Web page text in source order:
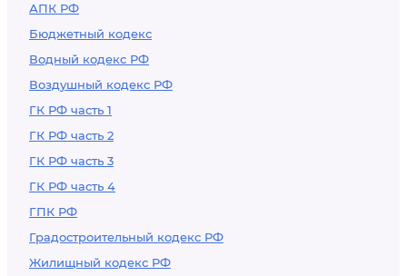
АПК РФ
Бюджетный кодекс
Водный кодекс РФ
Воздушный кодекс РФ
ГК РФ часть 1
ГК РФ часть 2
ГК РФ часть 3
ГК РФ часть 4
ГПК РФ
Градостроительный кодекс РФ
Жилищный кодекс РФ